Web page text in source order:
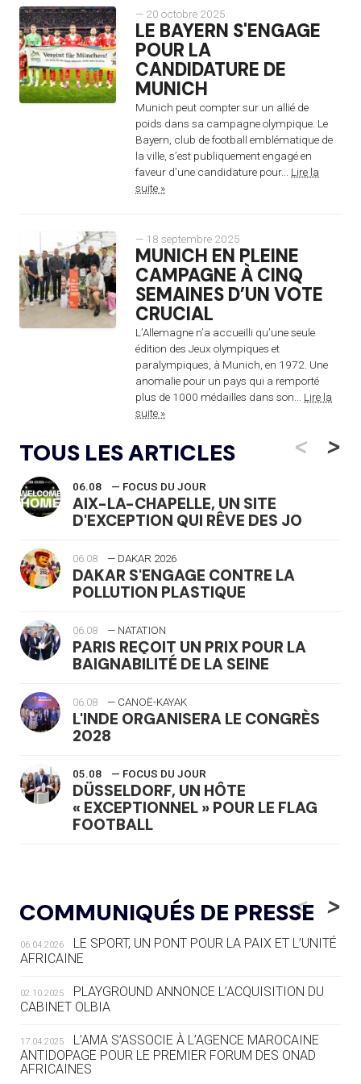
— 20 octobre 2025
LE BAYERN S'ENGAGE
POUR LA
CANDIDATURE DE
MUNICH
Munich peut compter sur un allié de
poids dans sa campagne olympique. Le
Bayern, club de football emblématique de
la ville, s’est publiquement engagé en
faveur d’une candidature pour... Lire la
suite »
— 18 septembre 2025
MUNICH EN PLEINE
CAMPAGNE À CINQ
SEMAINES D’UN VOTE
CRUCIAL
L’Allemagne n’a accueilli qu’une seule
édition des Jeux olympiques et
paralympiques, à Munich, en 1972. Une
anomalie pour un pays qui a remporté
plus de 1000 médailles dans son... Lire la
suite »
TOUS LES ARTICLES <
06.08 — FOCUS DU JOUR
AIX-LA-CHAPELLE, UN SITE
D'EXCEPTION QUI RÊVE DES JO
06.08 — DAKAR 2026
DAKAR S'ENGAGE CONTRE LA
POLLUTION PLASTIQUE
06.08 — NATATION
PARIS REÇOIT UN PRIX POUR LA
BAIGNABILITÉ DE LA SEINE
06.08 — CANOË-KAYAK
L'INDE ORGANISERA LE CONGRÈS
2028
05.08 — FOCUS DU JOUR
DÜSSELDORF, UN HÔTE
« EXCEPTIONNEL » POUR LE FLAG
FOOTBALL
LE RÊVE DE VOIR LA LUGE ALPINE
AUX JO « N'EST PAS FINI »
05.08 — TIR À L'ARC
DES MONDIAUX À BRISBANE SUR LA
ROUTE DES JO 2032
LE VILLAGE OLYMPIQUE DES ARAVIS
SE DESSINE
>
COMMUNIQUÉS DE PRESSE
<
06.04.2026
LE SPORT, UN PONT POUR LA PAIX ET L’UNITÉ
AFRICAINE
02.10.2025
PLAYGROUND ANNONCE L’ACQUISITION DU
CABINET OLBIA
17.04.2025
L’AMA S’ASSOCIE À L’AGENCE MAROCAINE
ANTIDOPAGE POUR LE PREMIER FORUM DES ONAD
AFRICAINES
>